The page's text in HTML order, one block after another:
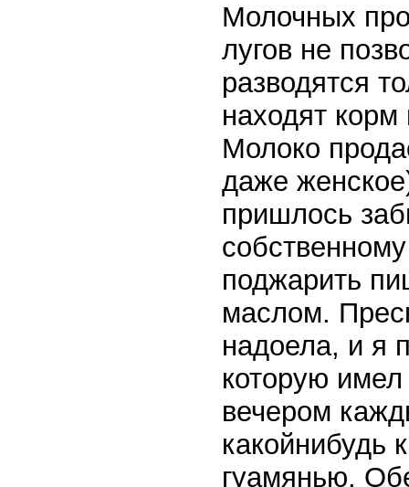
Молочных
лугов не
разводятся
находят
Молоко
даже
пришлось
поджарить
маслом.
надоела, и я
которую
вечером
какойнибудь
гуамянью.